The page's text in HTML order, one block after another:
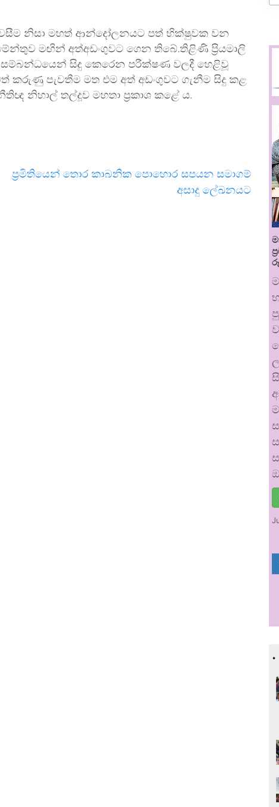
නිසා මහත් ආන්දෝලනයට පත් භික්ෂුවක වන
මඟින් අත්අඩංගුවට ගෙන තිබේ.තිළිණි ප්‍රියමාලි
සම්බන්ධයෙන් සිදු කෙරෙන පරීක්ෂණ වලදී හෙළිවූ
කරුණු පැවතීම මත එම අත් අඩංගුවට ගැනීම සිදු කළ
නිහාල් තල්දූව මහතා ප්‍රකාශ කළේ ය.
ප්‍රමිතියෙන් තොර කාබනික පොහොර සපයන සමාගම්
අසාදු ලේඛනයට
.